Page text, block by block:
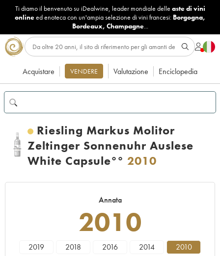
Ti diamo il benvenuto su iDealwine, leader mondiale delle aste di vini
onlineed enoteca con un'ampia selezione di vini francesi: Borgogna,
Bordeaux, Champagne...
Acquistare VENDERE Valutazione Enciclopedia
Riesling Markus Molitor
Zeltinger Sonnenuhr Auslese
White Capsule°° 2010
Annata
2010
2019 2018 2016 2014
2010